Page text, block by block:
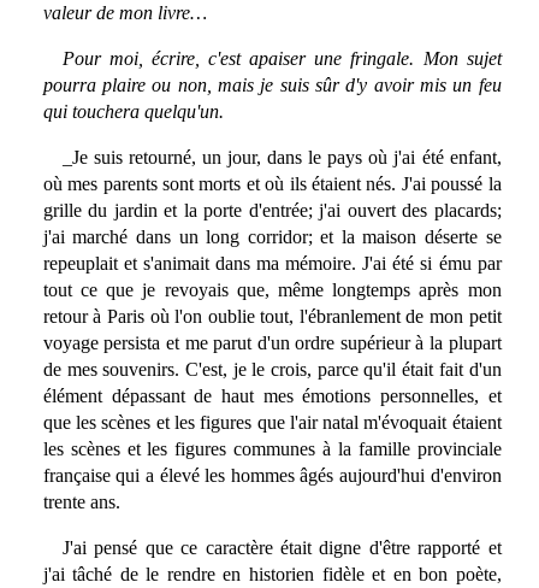
valeur de mon livre…
Pour moi, écrire, c'est apaiser une fringale. Mon sujet
pourra plaire ou non, mais je suis sûr d'y avoir mis un feu
qui touchera quelqu'un.
_Je suis retourné, un jour, dans le pays où j'ai été enfant,
où mes parents sont morts et où ils étaient nés. J'ai poussé la
grille du jardin et la porte d'entrée; j'ai ouvert des placards;
j'ai marché dans un long corridor; et la maison déserte se
repeuplait et s'animait dans ma mémoire. J'ai été si ému par
tout ce que je revoyais que, même longtemps après mon
retour à Paris où l'on oublie tout, l'ébranlement de mon petit
voyage persista et me parut d'un ordre supérieur à la plupart
de mes souvenirs. C'est, je le crois, parce qu'il était fait d'un
élément dépassant de haut mes émotions personnelles, et
que les scènes et les figures que l'air natal m'évoquait étaient
les scènes et les figures communes à la famille provinciale
française qui a élevé les hommes âgés aujourd'hui d'environ
trente ans.
J'ai pensé que ce caractère était digne d'être rapporté et
j'ai tâché de le rendre en historien fidèle et en bon poète,